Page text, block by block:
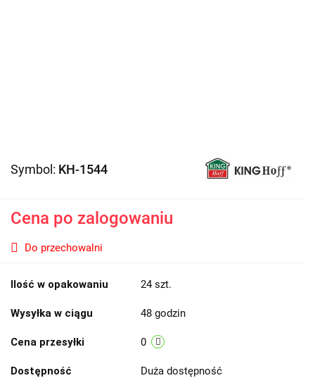
Symbol: KH-1544
Cena po zalogowaniu
Do przechowalni
Ilość w opakowaniu 24 szt.
Wysyłka w ciągu 48 godzin
Cena przesyłki 0
Dostępność Duża dostępność